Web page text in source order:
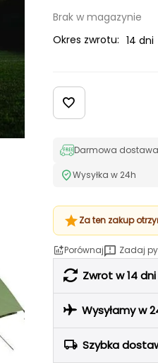
Brak w magazynie
Okres zwrotu: 14 dni
Darmowa dostawa
Wysyłka w 24h
Za ten zakup
Porównaj Zadaj
Zwrot w 14 dni
Wysyłamy w
Szybka